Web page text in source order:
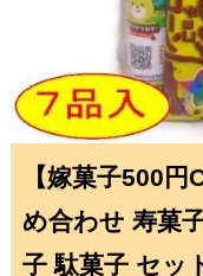
【嫁菓子500
め合わせ 寿菓
子 駄菓子 セッ